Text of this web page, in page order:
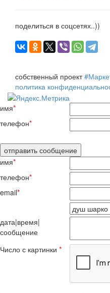
поделиться в соцсетях..))
собственный проект
политика
имя*
телефон*
имя*
телефон*
email*
дата|время|
сообщение
Число с картинки *